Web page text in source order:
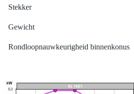
Stekker
Gewicht
Rondloopnauwkeurigheid binnenkonus